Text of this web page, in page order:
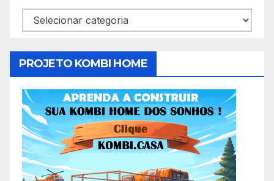
Categorias
PROJETO KOMBI HOME